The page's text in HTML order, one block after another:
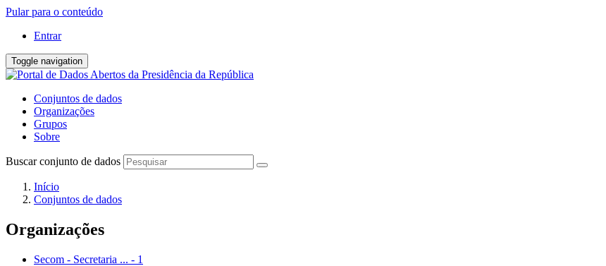
Pular para o conteúdo
Entrar
Toggle navigation
Conjuntos de dados
Organizações
Grupos
Sobre
Buscar conjunto de dados
Início
Conjuntos de dados
Organizações
Secom - Secretaria ... - 1